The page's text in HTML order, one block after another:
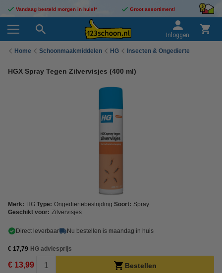
Vandaag besteld morgen in huis!* Groot assortiment!
Inloggen
Home Schoonmaakmiddelen HG Insecten & Ongedierte
HGX Spray Tegen Zilvervisjes (400 ml)
Merk: HG Type: Ongediertebestrijding Soort: Spray
Geschikt voor: Zilvervisjes
Direct leverbaar Nu bestellen is maandag in huis
€ 17,79 HG adviesprijs
€ 13,99 Bestellen